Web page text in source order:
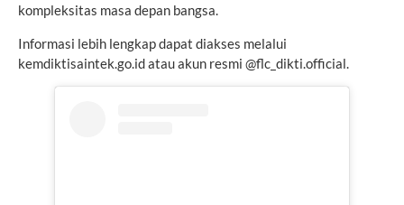
kompleksitas masa depan bangsa.
Informasi lebih lengkap dapat diakses melalui
kemdiktisaintek.go.id atau akun resmi @flc_dikti.official.